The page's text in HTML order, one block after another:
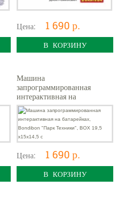
Цена: 1 690 р.
В КОРЗИНУ
Машина
запрограммированная
интерактивная на
батарейках, Bondibon
"Парк Техники", ВОХ 19,5
х15х14,5 с
Цена: 1 690 р.
В КОРЗИНУ